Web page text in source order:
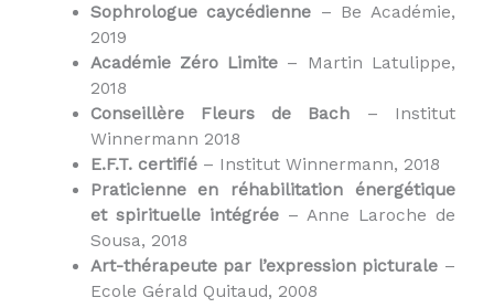
Sophrologue caycédienne – Be Académie,
2019
Académie Zéro Limite – Martin Latulippe,
2018
Conseillère Fleurs de Bach – Institut
Winnermann 2018
E.F.T. certifié– Institut Winnermann, 2018
Praticienne en réhabilitation énergétique
et spirituelle intégrée– Anne Laroche de
Sousa, 2018
Art-thérapeute par l’expression picturale –
Ecole Gérald Quitaud, 2008